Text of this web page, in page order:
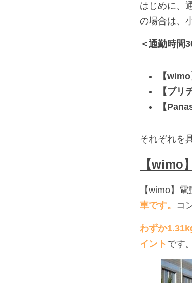
はじめに、
の場合は、
＜通勤時間
【
【ブリ
【
それぞれを
【wimo
【wimo】
車です。 コ
わずか
イント です。